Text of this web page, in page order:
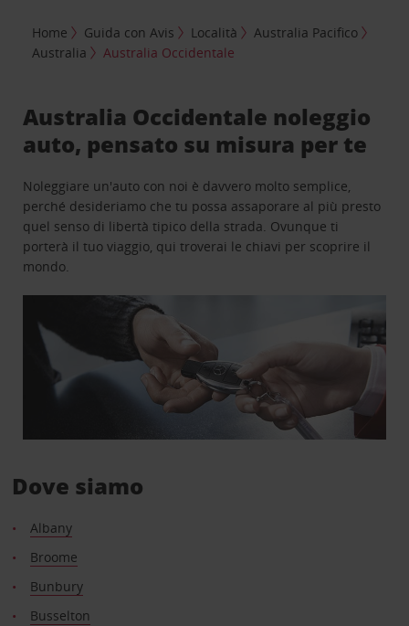
Home Guida con Avis Località
Australia Pacifico
Australia
Australia Occidentale
Australia Occidentale noleggio
auto, pensato su misura per te
Noleggiare un'auto con noi è davvero molto semplice,
perché desideriamo che tu possa assaporare al più presto
quel senso di libertà tipico della strada. Ovunque ti
porterà il tuo viaggio, qui troverai le chiavi per scoprire il
mondo.
Dove siamo
Albany
Broome
Bunbury
Busselton